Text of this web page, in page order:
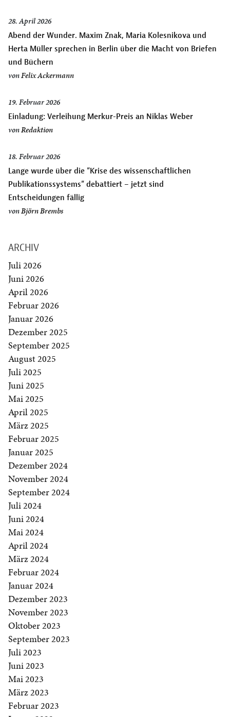
28. April 2026
Abend der Wunder. Maxim Znak, Maria Kolesnikova und
Herta Müller sprechen in Berlin über die Macht von Briefen
und Büchern
vonFelix Ackermann
19. Februar 2026
Einladung: Verleihung Merkur-Preis an Niklas Weber
vonRedaktion
18. Februar 2026
Lange wurde über die “Krise des wissenschaftlichen
Publikationssystems” debattiert – jetzt sind
Entscheidungen fällig
vonBjörn Brembs
ARCHIV
Juli 2026
Juni 2026
April 2026
Februar 2026
Januar 2026
Dezember 2025
September 2025
August 2025
Juli 2025
Juni 2025
Mai 2025
April 2025
März 2025
Februar 2025
Januar 2025
Dezember 2024
November 2024
September 2024
Juli 2024
Juni 2024
Mai 2024
April 2024
März 2024
Februar 2024
Januar 2024
Dezember 2023
November 2023
Oktober 2023
September 2023
Juli 2023
Juni 2023
Mai 2023
März 2023
Februar 2023